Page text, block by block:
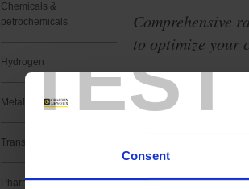
TEST
Consent
Chemicals &
petrochemicals
Hydrogen
Metallurgy & Foundrywork
Transport
Pharmaceutical and agri-
Comprehensive
to optimize your
Au plus près des
complète et spécifique
poussière, aux chocs
A chaque étape de la
large savoir-faire de
-capteurs de
-régulateurs et